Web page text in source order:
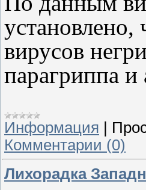
установлено,
вирусов
парагриппа и
Информация
Комментарии (0)
Лихорадка